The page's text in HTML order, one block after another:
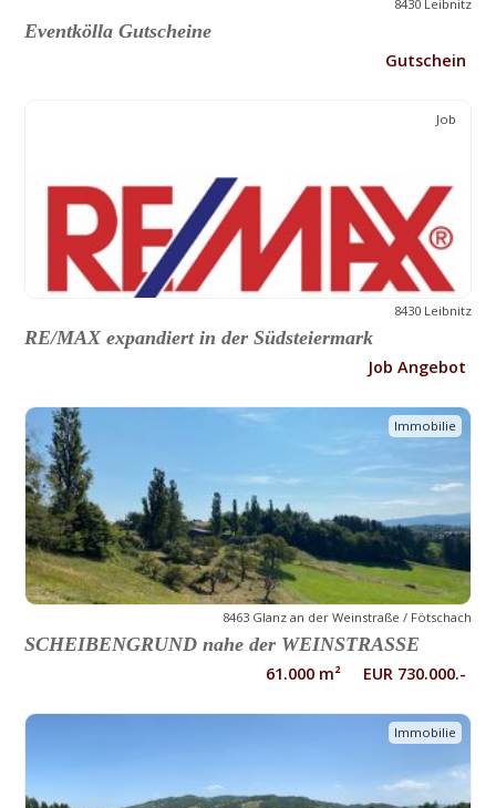
8430 Leibnitz
Eventkölla Gutscheine
Gutschein
Job
8430 Leibnitz
RE/MAX expandiert in der Südsteiermark
Job Angebot
Immobilie
8463 Glanz an der Weinstraße / Fötschach
SCHEIBENGRUND nahe der WEINSTRASSE
61.000 m² EUR 730.000.-
Immobilie